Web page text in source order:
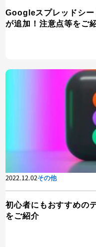
Googleスプレッドシ
が追加！注意点等をご
2022.12.02その他
初心者にもおすすめの
をご紹介